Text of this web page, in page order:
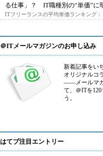
る仕事」？ IT職種別の“単価”に
ITフリーランスの平均単価ランキング：
＠ITメールマガジンのお申し込み
新着記事をい
オリジナルコ
――メールマ
て、＠ITを
う。
はてブ注目エントリー